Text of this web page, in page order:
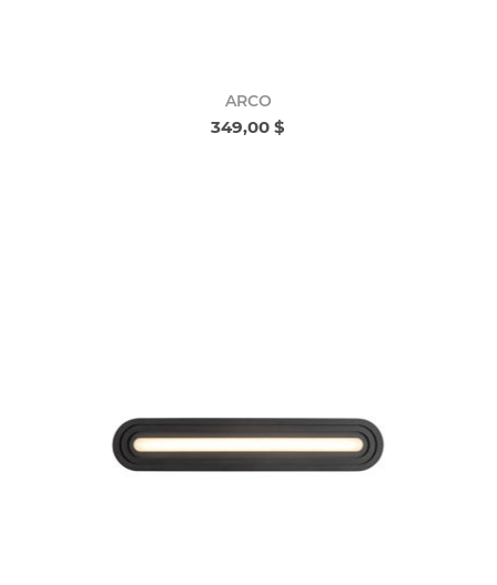
ARCO
349,00 $